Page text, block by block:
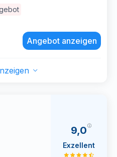
FM für TV,
für Party,
Angebot anzeigen
9,0
Exzellent